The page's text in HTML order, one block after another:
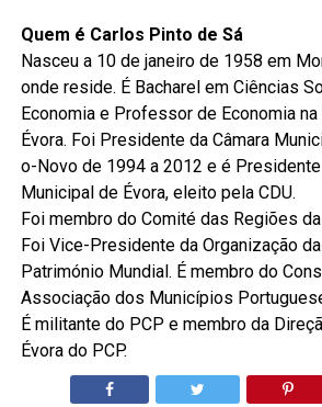
Quem é Carlos Pinto de Sá
Nasceu a 10 de janeiro de 1958 em
onde reside. É Bacharel em Ciências
Economia e Professor de Economia
Évora. Foi Presidente da Câmara
o-Novo de 1994 a 2012 e é Presidente
Municipal de Évora, eleito pela CDU.
Foi membro do Comité das Regiões da
Foi Vice-Presidente da Organização
Património Mundial. É membro do
Associação dos Municípios
É militante do PCP e membro da
Évora do PCP.